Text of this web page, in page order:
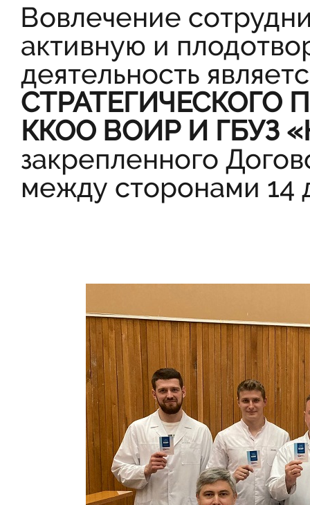
Вовлечение
активную и
деятельность
СТРАТЕГИЧЕСКОГО
ККОО ВОИР И ГБУЗ
закрепленного
между сторонами 14